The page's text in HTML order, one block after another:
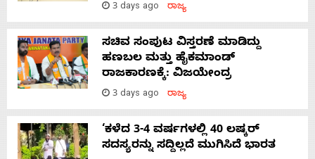
3 days ago ರಾಜ್ಯ
ಸಚಿವ ಸಂಪುಟ ವಿಸ್ತರಣೆ ಮಾಡಿದ್ದು
ಹಣಬಲ ಮತ್ತು ಹೈಕಮಾಂಡ್
ರಾಜಕಾರಣಕ್ಕೆ: ವಿಜಯೇಂದ್ರ
3 days ago ರಾಜ್ಯ
‘ಕಳೆದ 3-4 ವರ್ಷಗಳಲ್ಲಿ 40 ಲಷ್ಕರ್
ಸದಸ್ಯರನ್ನು ಸದ್ದಿಲ್ಲದೆ ಮುಗಿಸಿದೆ ಭಾರತ